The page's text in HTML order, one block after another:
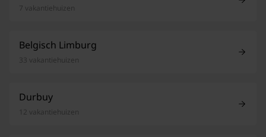
7 vakantiehuizen
Belgisch Limburg
33 vakantiehuizen
Durbuy
12 vakantiehuizen